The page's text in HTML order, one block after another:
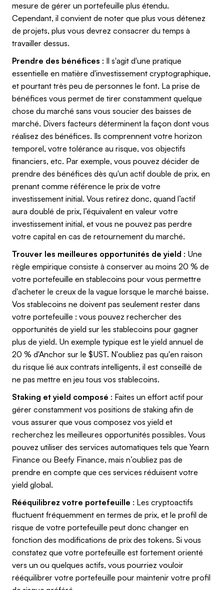
mesure de gérer un portefeuille plus étendu.
Cependant, il convient de noter que plus vous détenez
de projets, plus vous devrez consacrer du temps à
travailler dessus.
Prendre des bénéfices : Il s'agit d'une pratique
essentielle en matière d'investissement cryptographique,
et pourtant très peu de personnes le font. La prise de
bénéfices vous permet de tirer constamment quelque
chose du marché sans vous soucier des baisses de
marché. Divers facteurs déterminent la façon dont vous
réalisez des bénéfices. Ils comprennent votre horizon
temporel, votre tolérance au risque, vos objectifs
financiers, etc. Par exemple, vous pouvez décider de
prendre des bénéfices dès qu'un actif double de prix, en
prenant comme référence le prix de votre
investissement initial. Vous retirez donc, quand l’actif
aura doublé de prix, l’équivalent en valeur votre
investissement initial, et vous ne pouvez pas perdre
votre capital en cas de retournement du marché.
Trouver les meilleures opportunités de yield : Une
règle empirique consiste à conserver au moins 20 % de
votre portefeuille en stablecoins pour vous permettre
d'acheter le creux de la vague lorsque le marché baisse.
Vos stablecoins ne doivent pas seulement rester dans
votre portefeuille : vous pouvez rechercher des
opportunités de yield sur les stablecoins pour gagner
plus de yield. Un exemple typique est le yield annuel de
20 % d'Anchor sur le $UST. N'oubliez pas qu'en raison
du risque lié aux contrats intelligents, il est conseillé de
ne pas mettre en jeu tous vos stablecoins.
Staking et yield composé : Faites un effort actif pour
gérer constamment vos positions de staking afin de
vous assurer que vous composez vos yield et
recherchez les meilleures opportunités possibles. Vous
pouvez utiliser des services automatiques tels que Yearn
Finance ou Beefy Finance, mais n’oubliez pas de
prendre en compte que ces services réduisent votre
yield global.
Rééquilibrez votre portefeuille : Les cryptoactifs
fluctuent fréquemment en termes de prix, et le profil de
risque de votre portefeuille peut donc changer en
fonction des modifications de prix des tokens. Si vous
constatez que votre portefeuille est fortement orienté
vers un ou quelques actifs, vous pourriez vouloir
rééquilibrer votre portefeuille pour maintenir votre profil